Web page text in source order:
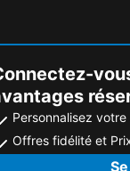
Personnalisez
Offres fidélité et